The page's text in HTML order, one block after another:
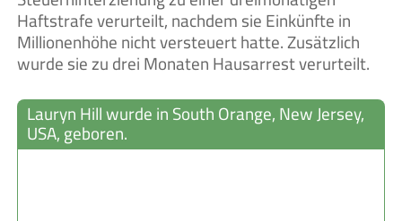
Haftstrafe verurteilt, nachdem sie Einkünfte in
Millionenhöhe nicht versteuert hatte. Zusätzlich
wurde sie zu drei Monaten Hausarrest verurteilt.
Lauryn Hill wurde in South Orange, New Jersey,
USA, geboren.